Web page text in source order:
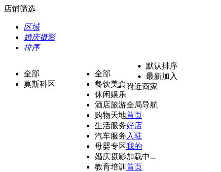
店铺筛选
区域
婚庆摄影
排序
全部
莫斯科区
全部
餐饮美食
休闲娱乐
酒店旅游
购物天地
生活服务
汽车服务
母婴专区
婚庆摄影
教育培训
默认排序
最新加入
附近商家
全局导航
首页
好店
入驻
我的
加载中...
首页